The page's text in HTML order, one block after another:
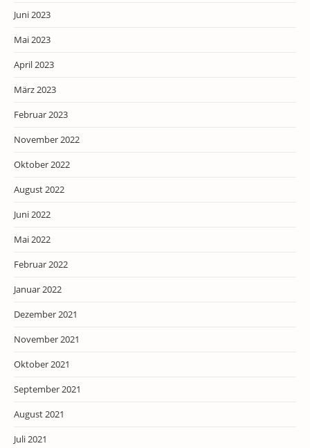
Juni 2023
Mai 2023
April 2023
März 2023
Februar 2023
November 2022
Oktober 2022
August 2022
Juni 2022
Mai 2022
Februar 2022
Januar 2022
Dezember 2021
November 2021
Oktober 2021
September 2021
August 2021
Juli 2021